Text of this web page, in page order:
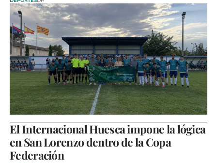
El Internacional Huesca impone la lógica
en San Lorenzo dentro de la Copa
Federación